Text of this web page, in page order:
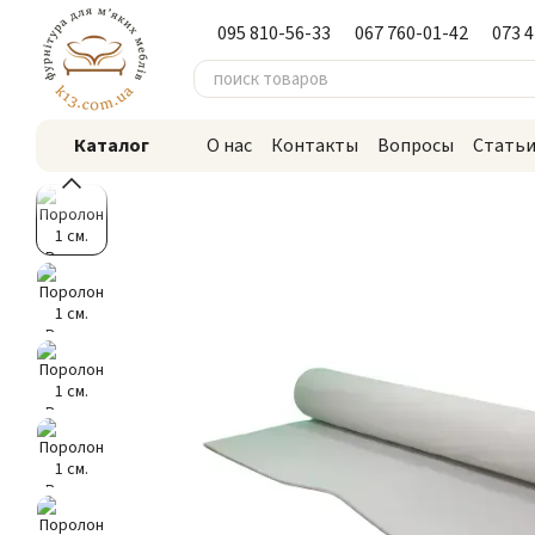
Перейти к основному контенту
095 810-56-33 067 760-01-42 073
Каталог О нас Контакты Вопросы Статьи